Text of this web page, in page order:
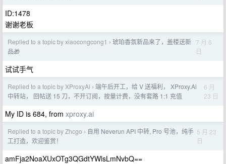
ID:1478
谢谢老板
Replied to a topic by xiaocongcong1 › 琥珀香氛新品来了，盖楼送新
品🎁
7 月 6
日
试试手气
Replied to a topic by XProxyAi › 端午后开工，给 V 送福利， XProxy.Ai
中转站， 回帖送 15 刀，不开订阅，按量计费，没有套路 1:1 充值
6 月
23 日
My ID is 684, from xproxy.ai
Replied to a topic by Zhcgo › 自用 Neverun API 中转, Pro 号池，纯手
工打造，欢迎鉴赏！
5 月 23
日
amFja2NoaXUxOTg3QGdtYWlsLmNvbQ==